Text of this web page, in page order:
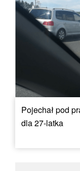
Pojechał pod
dla 27-latka